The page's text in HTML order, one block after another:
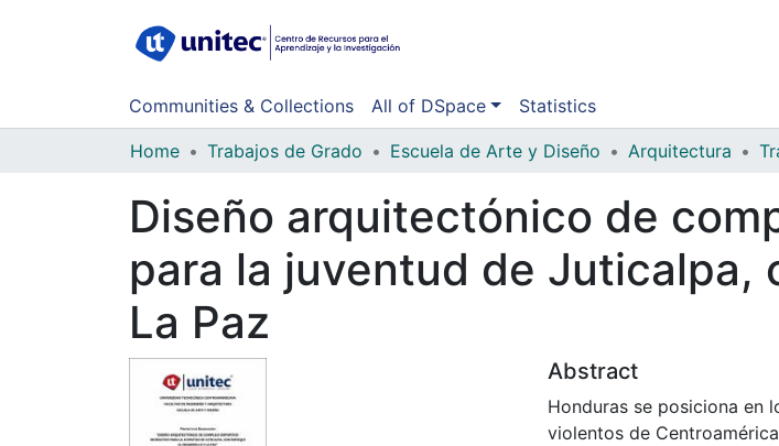
Communities & Collections All of DSpace Statistics
Home Trabajos de Grado Escuela de Arte y Diseño Arquitectura
Diseño arquitectónico de
para la juventud de Juticalpa,
La Paz
Abstract
Honduras se posiciona en
violentos de